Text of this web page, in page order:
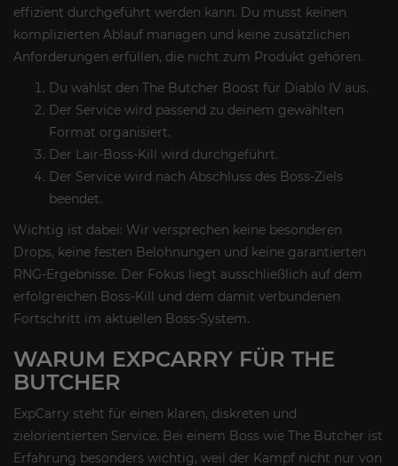
effizient durchgeführt werden kann. Du musst keinen
komplizierten Ablauf managen und keine zusätzlichen
Anforderungen erfüllen, die nicht zum Produkt gehören.
Du wählst den The Butcher Boost für Diablo IV aus.
Der Service wird passend zu deinem gewählten
Format organisiert.
Der Lair-Boss-Kill wird durchgeführt.
Der Service wird nach Abschluss des Boss-Ziels
beendet.
Wichtig ist dabei: Wir versprechen keine besonderen
Drops, keine festen Belohnungen und keine garantierten
RNG-Ergebnisse. Der Fokus liegt ausschließlich auf dem
erfolgreichen Boss-Kill und dem damit verbundenen
Fortschritt im aktuellen Boss-System.
WARUM EXPCARRY FÜR THE
BUTCHER
ExpCarry steht für einen klaren, diskreten und
zielorientierten Service. Bei einem Boss wie The Butcher ist
Erfahrung besonders wichtig, weil der Kampf nicht nur von